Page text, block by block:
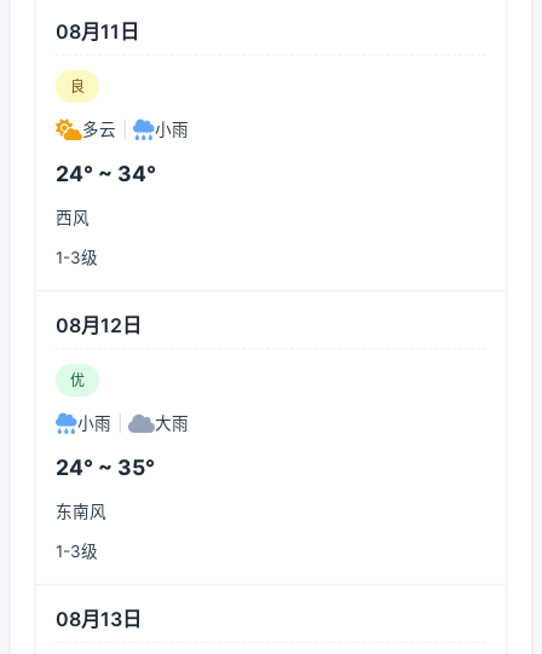
08月11日
良
多云 小雨
24° ~ 34°
西风
1-3级
08月12日
优
小雨 大雨
24° ~ 35°
东南风
1-3级
08月13日